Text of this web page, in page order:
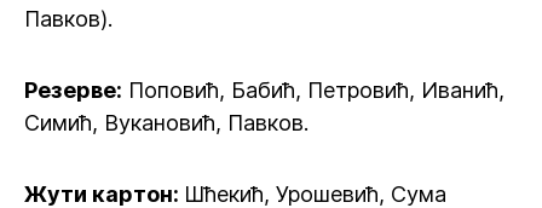
Павков).
Резерве: Поповић, Бабић, Петровић, Иванић,
Симић, Вукановић, Павков.
Жути картон: Шћекић, Урошевић, Сума